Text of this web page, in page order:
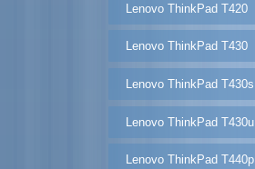
Lenovo ThinkPad T420
Lenovo ThinkPad T430
Lenovo ThinkPad T430s
Lenovo ThinkPad T430u
Lenovo ThinkPad T440p